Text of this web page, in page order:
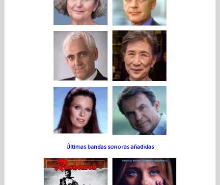
Últimas bandas sonoras añadidas